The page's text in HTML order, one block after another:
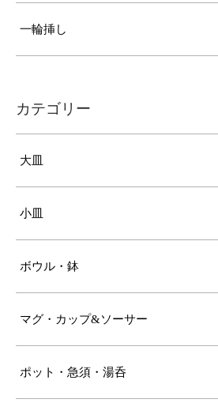
一輪挿し
カテゴリー
大皿
小皿
ボウル・鉢
マグ・カップ&ソーサー
ポット・急須・湯呑